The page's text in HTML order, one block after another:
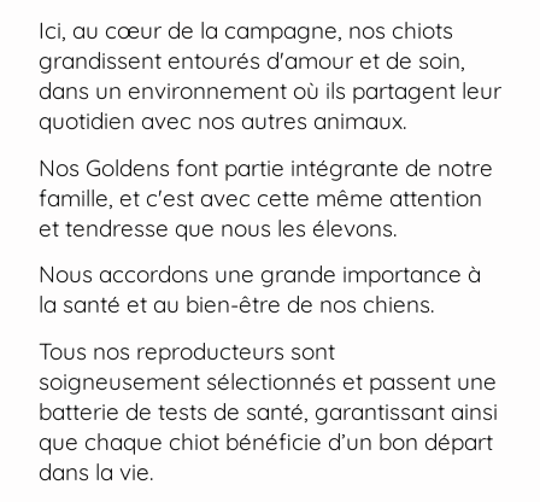
Ici, au cœur de la campagne, nos chiots
grandissent entourés d'amour et de soin,
dans un environnement où ils partagent leur
quotidien avec nos autres animaux.
Nos Goldens font partie intégrante de notre
famille, et c'est avec cette même attention
et tendresse que nous les élevons.
Nous accordons une grande importance à
la santé et au bien-être de nos chiens.
Tous nos reproducteurs sont
soigneusement sélectionnés et passent une
batterie de tests de santé, garantissant ainsi
que chaque chiot bénéficie d’un bon départ
dans la vie.